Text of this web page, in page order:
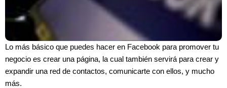
Lo más básico que puedes hacer en Facebook para promover tu
negocio es crear una página, la cual también servirá para crear y
expandir una red de contactos, comunicarte con ellos, y mucho
más.